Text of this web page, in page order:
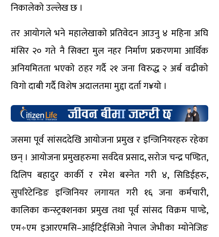
निकालेको उल्लेख छ ।
तर आयोगले भने महालेखाको प्रतिवेदन आउनु ४ महिना अघि
मंसिर २० गते नै सिक्टा मुल नहर निर्माण प्रकरणमा आर्थिक
अनियमितता भएको ठहर गर्दै २१ जना विरुद्ध २ अर्ब वढीको
विगो दाबी गर्दै विशेष अदालतमा मुद्दा दर्ता ग¥यो ।
जसमा पूर्व सांसददेखि आयोजना प्रमुख र इन्जिनियरहरु रहेका
छन् । आयोजना प्रमुखहरुमा सर्वदेव प्रसाद, सरोज चन्द्र पण्डित,
दिलिप बहादुर कार्की र रमेश बस्नेत गरी ४, सिडिईहरु,
सुपरिटेन्डिङ इन्जिनियर लगायत गरी १६ जना कर्मचारी,
कालिका कन्स्ट्रक्शनका प्रमुख तथा पूर्व सांसद विक्रम पाण्डे,
एम÷एम इआरएमसि–आईटिईसिओ नेपाल जेभीका म्योनेजिङ